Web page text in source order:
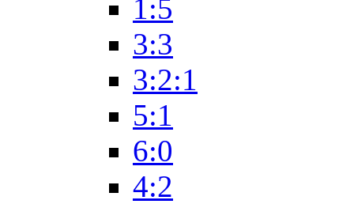
1:5
3:3
3:2:1
5:1
6:0
4:2